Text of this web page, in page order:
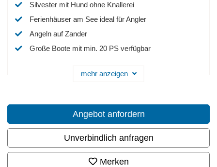
Silvester mit Hund ohne Knallerei
Ferienhäuser am See ideal für Angler
Angeln auf Zander
Große Boote mit min. 20 PS verfügbar
mehr anzeigen
Angebot anfordern
Unverbindlich anfragen
Merken